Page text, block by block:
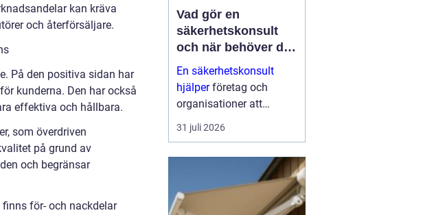
kan kräva
och återförsäljare.
På den positiva sidan har
kunderna. Den har också
effektiva och hållbara.
som överdriven
på grund av
och begränsar
för- och nackdelar
Vad gör en
säkerhetskonsult
och när behöver du
en?
En säkerhetskonsult
hjälperföretag och
organisationer att
förebygga inbrott,
sabotage och andra
och verksamheter. Fokus
ligger på fysisk säkerhet:
väggar, dörrar, glas, p...
31 juli 2026